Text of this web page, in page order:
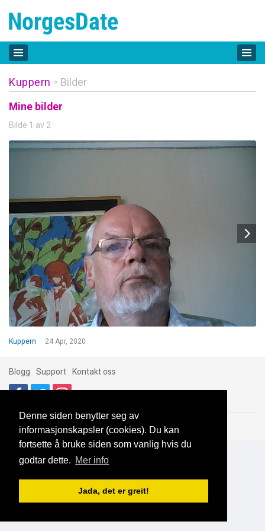
Denne siden benytter seg av
informasjonskapsler (cookies). Du kan
fortsette å bruke siden som vanlig hvis du
godtar dette. Mer info
Jada, det er greit!
Kuppern » Bilder
Mine bilder
Bilde 1 av 2
Kuppern 24 Apr, 2020
Blogg Support Kontakt oss